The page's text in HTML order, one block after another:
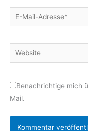
E-
Mail-
Website
Benachrichtige mich
Mail.